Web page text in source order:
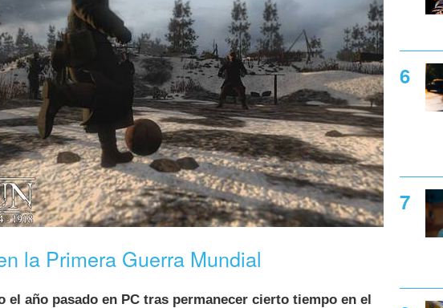
la Primera Guerra Mundial
el año pasado en PC tras permanecer cierto tiempo en el